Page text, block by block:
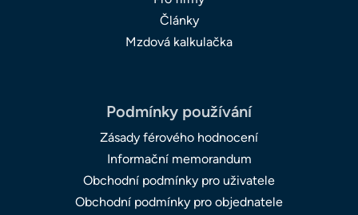
Články
Mzdová kalkulačka
Podmínky používání
Zásady férového hodnocení
Informační memorandum
Obchodní podmínky pro uživatele
Obchodní podmínky pro objednatele